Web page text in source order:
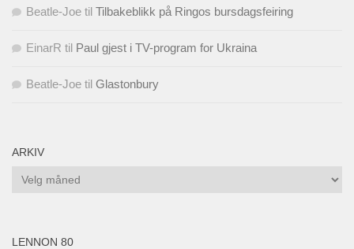
Beatle-Joe til Tilbakeblikk på Ringos bursdagsfeiring
EinarR til Paul gjest i TV-program for Ukraina
Beatle-Joe til Glastonbury
ARKIV
Arkiv
LENNON 80